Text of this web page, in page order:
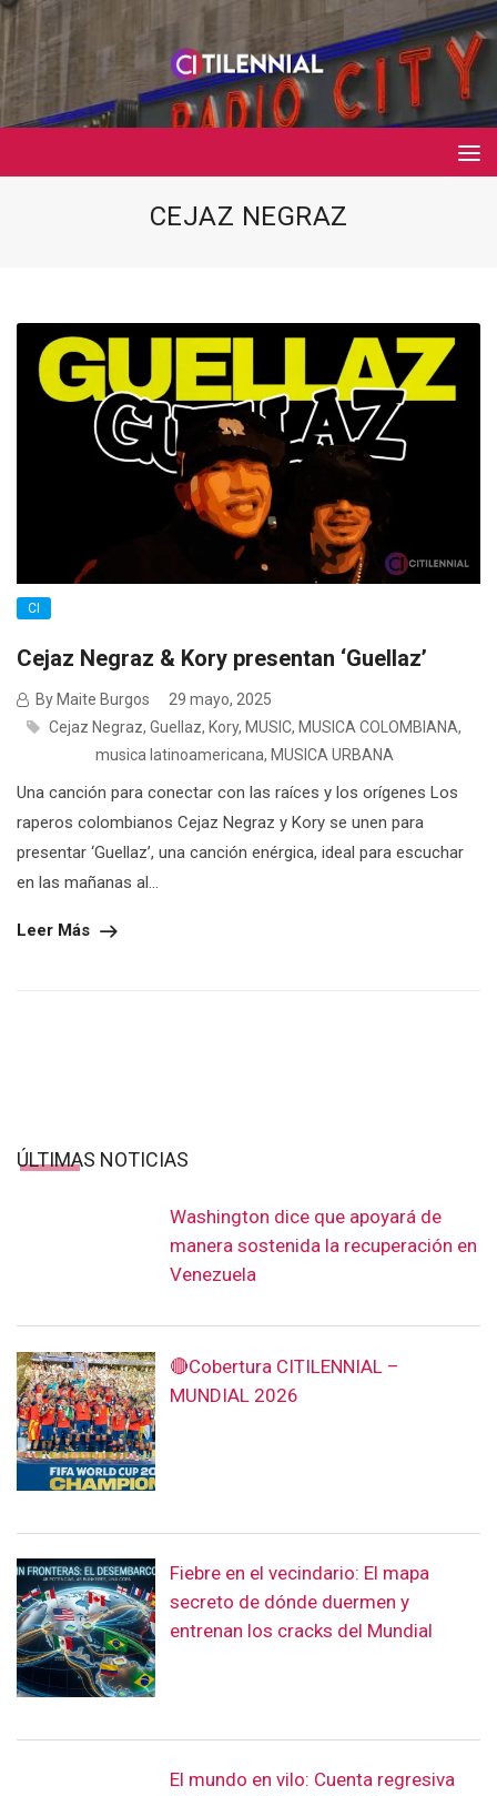
CEJAZ NEGRAZ
CI
Cejaz Negraz & Kory presentan ‘Guellaz’
By Maite Burgos
29 mayo, 2025
Cejaz Negraz, Guellaz, Kory, MUSIC, MUSICA COLOMBIANA,
musica latinoamericana, MUSICA URBANA
Una canción para conectar con las raíces y los orígenes Los
raperos colombianos Cejaz Negraz y Kory se unen para
presentar ‘Guellaz’, una canción enérgica, ideal para escuchar
en las mañanas al...
Leer Más
ÚLTIMAS NOTICIAS
Washington dice que apoyará de
manera sostenida la recuperación en
Venezuela
🔴Cobertura CITILENNIAL –
MUNDIAL 2026
Fiebre en el vecindario: El mapa
secreto de dónde duermen y
entrenan los cracks del Mundial
El mundo en vilo: Cuenta regresiva